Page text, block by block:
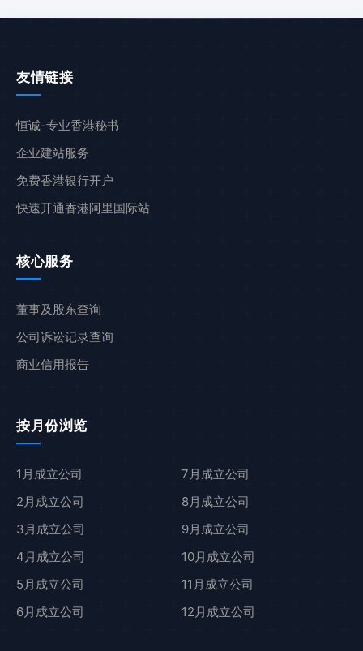
友情链接
恒诚-专业香港秘书
企业建站服务
免费香港银行开户
快速开通香港阿里国际站
核心服务
董事及股东查询
公司诉讼记录查询
商业信用报告
按月份浏览
1月成立公司
2月成立公司
3月成立公司
4月成立公司
5月成立公司
6月成立公司
7月成立公司
8月成立公司
9月成立公司
10月成立公司
11月成立公司
12月成立公司